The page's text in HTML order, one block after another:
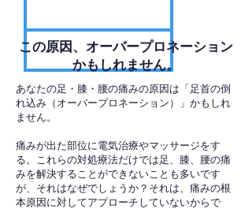
​この原因、オーバープロネーション
かもしれません。
あなたの足・膝・腰の痛みの原因は「足首の倒
れ込み（オーバープロネーション）」かもしれ
ません。
痛みが出た部位に電気治療やマッサージをす
る。これらの対処療法だけでは足、膝、腰の痛
みを解決することができないことも多いです
が、それはなぜでしょうか？それは、痛みの根
本原因に対してアプローチしていないからで